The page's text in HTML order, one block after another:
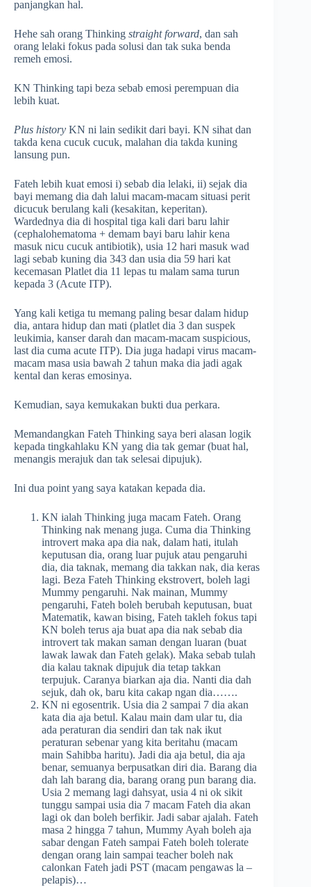
panjangkan hal.
Hehe sah orang Thinking straight forward, dan sah
orang lelaki fokus pada solusi dan tak suka benda
remeh emosi.
KN Thinking tapi beza sebab emosi perempuan dia
lebih kuat.
Plus history KN ni lain sedikit dari bayi. KN sihat dan
takda kena cucuk cucuk, malahan dia takda kuning
lansung pun.
Fateh lebih kuat emosi i) sebab dia lelaki, ii) sejak dia
bayi memang dia dah lalui macam-macam situasi perit
dicucuk berulang kali (kesakitan, keperitan).
Wardednya dia di hospital tiga kali dari baru lahir
(cephalohematoma + demam bayi baru lahir kena
masuk nicu cucuk antibiotik), usia 12 hari masuk wad
lagi sebab kuning dia 343 dan usia dia 59 hari kat
kecemasan Platlet dia 11 lepas tu malam sama turun
kepada 3 (Acute ITP).
Yang kali ketiga tu memang paling besar dalam hidup
dia, antara hidup dan mati (platlet dia 3 dan suspek
leukimia, kanser darah dan macam-macam suspicious,
last dia cuma acute ITP). Dia juga hadapi virus macam-
macam masa usia bawah 2 tahun maka dia jadi agak
kental dan keras emosinya.
Kemudian, saya kemukakan bukti dua perkara.
Memandangkan Fateh Thinking saya beri alasan logik
kepada tingkahlaku KN yang dia tak gemar (buat hal,
menangis merajuk dan tak selesai dipujuk).
Ini dua point yang saya katakan kepada dia.
KN ialah Thinking juga macam Fateh. Orang
Thinking nak menang juga. Cuma dia Thinking
introvert maka apa dia nak, dalam hati, itulah
keputusan dia, orang luar pujuk atau pengaruhi
dia, dia taknak, memang dia takkan nak, dia keras
lagi. Beza Fateh Thinking ekstrovert, boleh lagi
Mummy pengaruhi. Nak mainan, Mummy
pengaruhi, Fateh boleh berubah keputusan, buat
Matematik, kawan bising, Fateh takleh fokus tapi
KN boleh terus aja buat apa dia nak sebab dia
introvert tak makan saman dengan luaran (buat
lawak lawak dan Fateh gelak). Maka sebab tulah
dia kalau taknak dipujuk dia tetap takkan
terpujuk. Caranya biarkan aja dia. Nanti dia dah
sejuk, dah ok, baru kita cakap ngan dia…….
KN ni egosentrik. Usia dia 2 sampai 7 dia akan
kata dia aja betul. Kalau main dam ular tu, dia
ada peraturan dia sendiri dan tak nak ikut
peraturan sebenar yang kita beritahu (macam
main Sahibba haritu). Jadi dia aja betul, dia aja
benar, semuanya berpusatkan diri dia. Barang dia
dah lah barang dia, barang orang pun barang dia.
Usia 2 memang lagi dahsyat, usia 4 ni ok sikit
tunggu sampai usia dia 7 macam Fateh dia akan
lagi ok dan boleh berfikir. Jadi sabar ajalah. Fateh
masa 2 hingga 7 tahun, Mummy Ayah boleh aja
sabar dengan Fateh sampai Fateh boleh tolerate
dengan orang lain sampai teacher boleh nak
calonkan Fateh jadi PST (macam pengawas la –
pelapis)…